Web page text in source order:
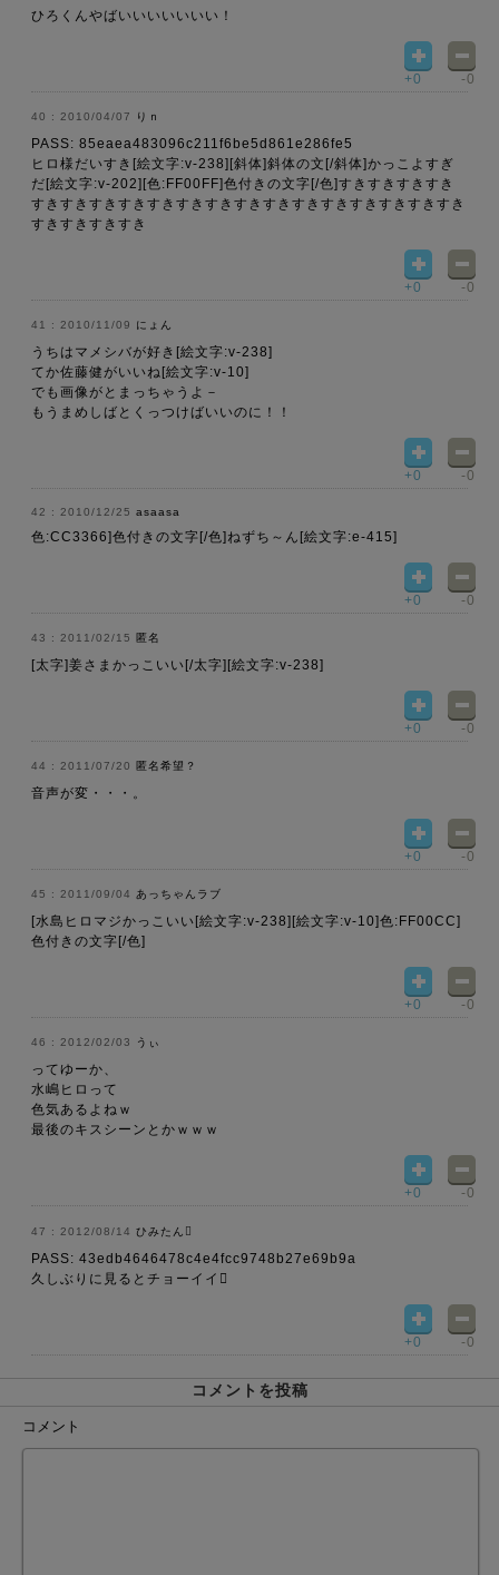
ひろくんやばいいいいいいい！
+0 -0
2010/04/07 りｎ
PASS: 85eaea483096c211f6be5d861e286fe5
ヒロ様だいすき[絵文字:v-238][斜体]斜体の文[/斜体]かっこよすぎ
だ[絵文字:v-202][色:FF00FF]色付きの文字[/色]すきすきすきすき
すきすきすきすきすきすきすきすきすきすきすきすきすきすきすき
すきすきすきすき
+0 -0
2010/11/09 にょん
うちはマメシバが好き[絵文字:v-238]
てか佐藤健がいいね[絵文字:v-10]
でも画像がとまっちゃうよ－
もうまめしばとくっつけばいいのに！！
+0 -0
2010/12/25 asaasa
色:CC3366]色付きの文字[/色]ねずち～ん[絵文字:e-415]
+0 -0
2011/02/15 匿名
[太字]姜さまかっこいい[/太字][絵文字:v-238]
+0 -0
2011/07/20 匿名希望？
音声が変・・・。
+0 -0
2011/09/04 あっちゃんラブ
[水島ヒロマジかっこいい[絵文字:v-238][絵文字:v-10]色:FF00CC]
色付きの文字[/色]
+0 -0
2012/02/03 うぃ
ってゆーか、
水嶋ヒロって
色気あるよねｗ
最後のキスシーンとかｗｗｗ
+0 -0
2012/08/14 ひみたん󾬍
PASS: 43edb4646478c4e4fcc9748b27e69b9a
久しぶりに見るとチョーイイ󾮔
+0 -0
コメントを投稿
コメント